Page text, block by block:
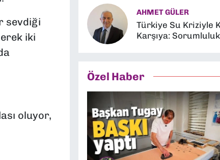
sevdiği
iki
oluyor,
AHMET GÜLER
Türkiye Su Kriziyle
Karşıya: Sorumluluk
Özel Haber